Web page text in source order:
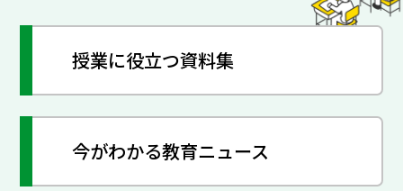
授業に役立つ資料集
今がわかる教育ニュース